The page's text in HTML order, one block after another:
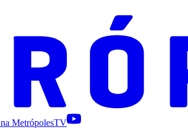
na MetrópolesTV